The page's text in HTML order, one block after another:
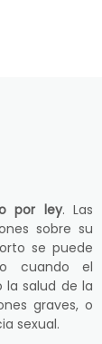
por ley. Las
sobre su
se puede
cuando el
la salud de la
graves, o
sexual.